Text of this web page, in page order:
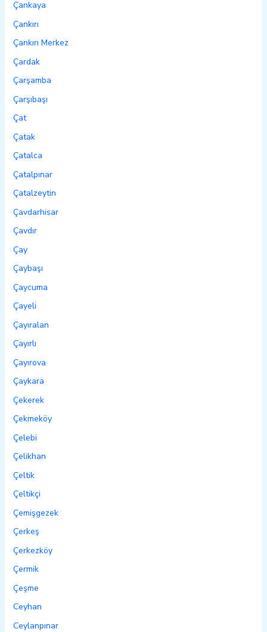
Çankaya
Çankırı
Çankırı Merkez
Çardak
Çarşamba
Çarşıbaşı
Çat
Çatak
Çatalca
Çatalpınar
Çatalzeytin
Çavdarhisar
Çavdır
Çay
Çaybaşı
Çaycuma
Çayeli
Çayıralan
Çayırlı
Çayırova
Çaykara
Çekerek
Çekmeköy
Çelebi
Çelikhan
Çeltik
Çeltikçi
Çemişgezek
Çerkeş
Çerkezköy
Çermik
Çeşme
Ceyhan
Ceylanpınar